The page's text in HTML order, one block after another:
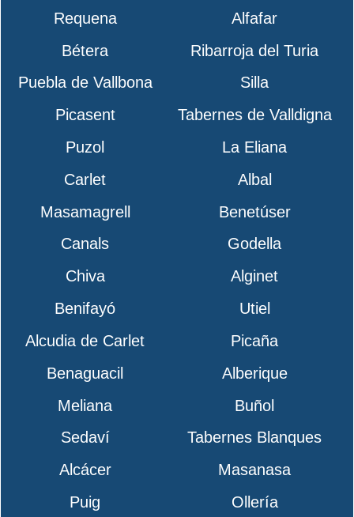
Requena
Alfafar
Bétera
Ribarroja del Turia
Puebla de Vallbona
Silla
Picasent
Tabernes de Valldigna
Puzol
La Eliana
Carlet
Albal
Masamagrell
Benetúser
Canals
Godella
Chiva
Alginet
Benifayó
Utiel
Alcudia de Carlet
Picaña
Benaguacil
Alberique
Meliana
Buñol
Sedaví
Tabernes Blanques
Alcácer
Masanasa
Puig
Ollería